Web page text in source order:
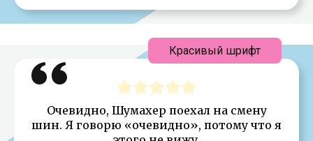
Очевидно, Шумахер поехал на смену
шин. Я говорю «очевидно», потому что я
Красивый шрифт